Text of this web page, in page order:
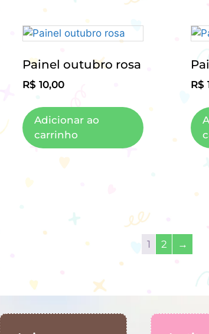
Painel outubro rosa
R$ 10,00
Adicionar ao
carrinho
R$
1 2 →